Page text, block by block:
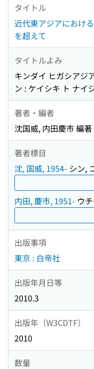
タイトル
近代東アジアにおけ
を超えて
タイトルよみ
キンダイ ヒガシアジ
ン : ケイシキ ト ナイ
著者・編者
沈国威, 内田慶市 編著
著者標目
沈, 国威, 1954- シン,
内田, 慶市, 1951- ウ
出版事項
東京 : 白帝社
出版年月日等
2010.3
出版年（W3CDTF）
2010
数量